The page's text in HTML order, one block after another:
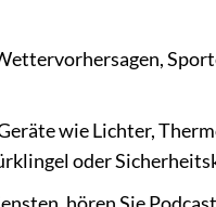
wie Lichter,
oder